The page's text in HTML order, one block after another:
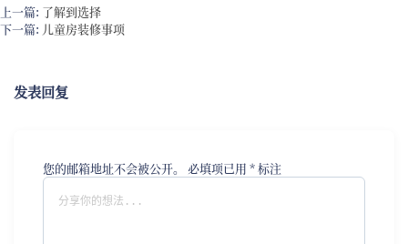
上一篇: 了解到选择
下一篇: 儿童房装修事项
发表回复
您的邮箱地址不会被公开。 必填项已用 *标注